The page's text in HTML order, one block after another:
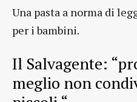
Una pasta a norma di
per i bambini.
Il Salvagente:
meglio non